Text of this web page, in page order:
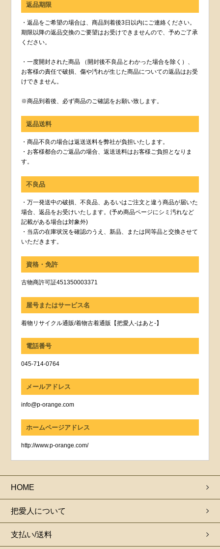
返品期限
・返品をご希望の場合は、商品到着後3日以内にご連絡ください。
期限以降の返品交換のご要望はお受けできませんので、予めご了承
ください。
・一度開封された商品 （開封後不良品とわかった場合を除く）、
お客様の責任で破損、傷や汚れが生じた商品についての返品はお受
けできません。
※商品到着後、必ず商品のご確認をお願い致します。
返品送料
・商品不良の場合は返送送料を弊社が負担いたします。
・お客様都合のご返品の場合、返送送料はお客様ご負担となりま
す。
不良品
・万一発送中の破損、不良品、あるいはご注文と違う商品が届いた
場合、返品をお受けいたします。(予め商品ページにシミ汚れなど
記載がある場合は対象外)
・当店の在庫状況を確認のうえ、新品、または同等品と交換させて
いただきます。
資格・免許
古物商許可証451350003371
屋号またはサービス名
着物リサイクル通販/着物古着通販【把愛人-はあと-】
電話番号
045-714-0764
メールアドレス
info@p-orange.com
ホームページアドレス
http://www.p-orange.com/
HOME
把愛人について
支払い/送料